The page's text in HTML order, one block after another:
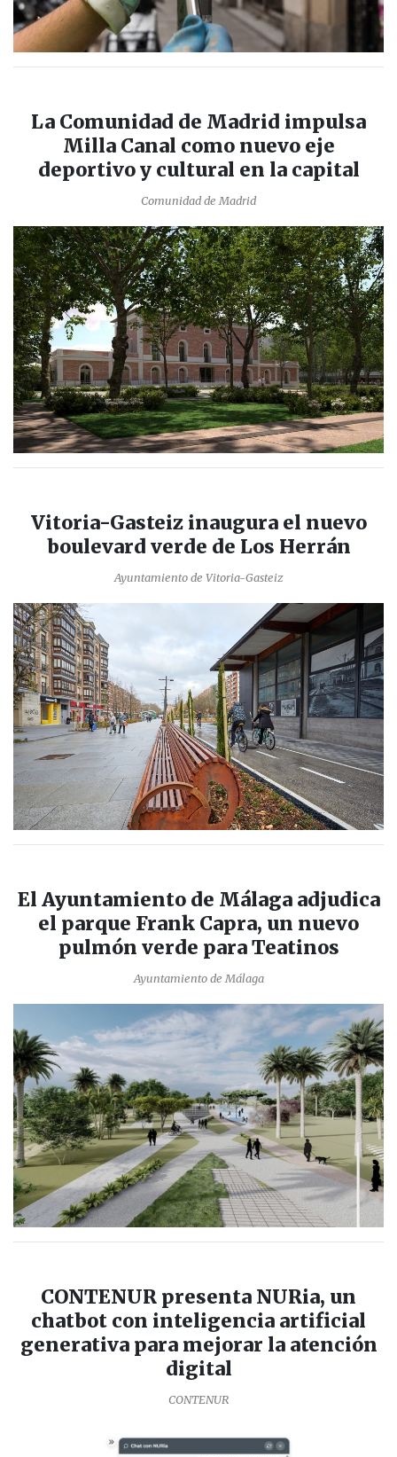
La Comunidad de Madrid impulsa
Milla Canal como nuevo eje
deportivo y cultural en la capital
Comunidad de Madrid
Vitoria-Gasteiz inaugura el nuevo
boulevard verde de Los Herrán
Ayuntamiento de Vitoria-Gasteiz
El Ayuntamiento de Málaga adjudica
el parque Frank Capra, un nuevo
pulmón verde para Teatinos
Ayuntamiento de Málaga
CONTENUR presenta NURia, un
chatbot con inteligencia artificial
generativa para mejorar la atención
digital
CONTENUR